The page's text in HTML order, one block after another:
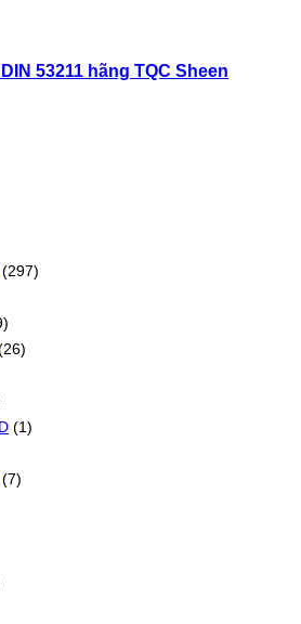
53211 hãng TQC Sheen
(297)
(1)
(7)